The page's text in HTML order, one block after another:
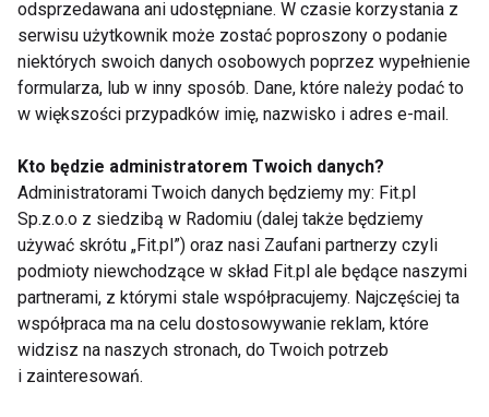
Mrożone jogurtowe
zdrowy deser bez
cukru, który
pokochasz tego lata
Chłodnik proteinowy z
skyru – lekki obiad na
upalne dni
Czy jedzenie po 20:00
naprawdę tuczy?
Dlaczego po sałatce
odsprzedawana ani udostępniane. W czasie korzystania z
serwisu użytkownik może zostać poproszony o podanie
niektórych swoich danych osobowych poprzez wypełnienie
formularza, lub w inny sposób. Dane, które należy podać to
w większości przypadków imię, nazwisko i adres e-mail.
Kto będzie administratorem Twoich danych?
Administratorami Twoich danych będziemy my: Fit.pl
Sp.z.o.o z siedzibą w Radomiu (dalej także będziemy
używać skrótu „Fit.pl”) oraz nasi Zaufani partnerzy czyli
podmioty niewchodzące w skład Fit.pl ale będące naszymi
partnerami, z którymi stale współpracujemy. Najczęściej ta
współpraca ma na celu dostosowywanie reklam, które
widzisz na naszych stronach, do Twoich potrzeb
i zainteresowań.